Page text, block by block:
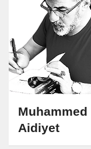
Muhammed
Aidiyet